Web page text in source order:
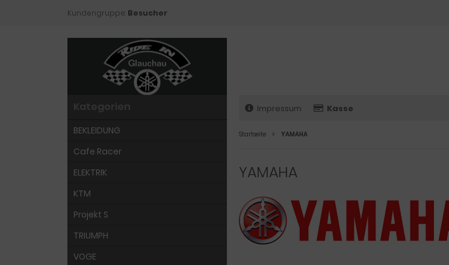
Kundengruppe: Besucher
Impressum Kasse
Startseite YAMAHA
YAMAHA
Kategorien
BEKLEIDUNG
Cafe Racer
ELEKTRIK
KTM
Projekt S
TRIUMPH
VOGE